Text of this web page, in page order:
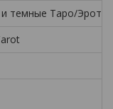
и темные Таро/